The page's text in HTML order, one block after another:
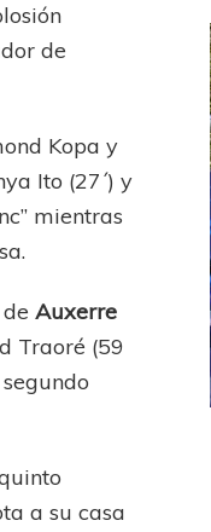
de
Kopa y
Ito (27´) y
mientras
deAuxerre
Traoré (59
a su casa
el bicampeonato